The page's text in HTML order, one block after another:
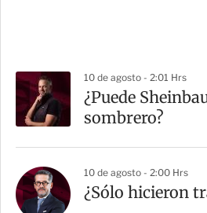
10 de agosto - 2:01 Hrs
¿Puede
sombrero?
10 de agosto - 2:00 Hrs
¿Sólo hicieron